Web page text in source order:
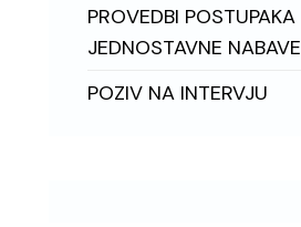
PROVEDBI POSTUPAKA
JEDNOSTAVNE NABAVE
POZIV NA INTERVJU